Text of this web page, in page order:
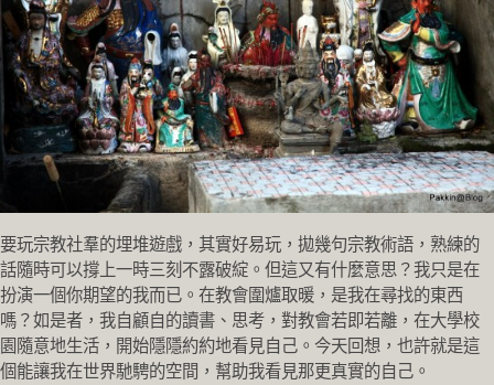
要玩宗教社羣的埋堆遊戲，其實好易玩，拋幾句宗教術語，熟練的
話隨時可以撐上一時三刻不露破綻。但這又有什麼意思？我只是在
扮演一個你期望的我而已。在教會圍爐取暖，是我在尋找的東西
嗎？如是者，我自顧自的讀書、思考，對教會若即若離，在大學校
園隨意地生活，開始隱隱約約地看見自己。今天回想，也許就是這
個能讓我在世界馳騁的空間，幫助我看見那更真實的自己。